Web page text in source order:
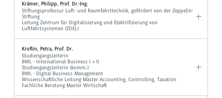
Krämer, Philipp, Prof. Dr.-Ing.
Stiftungsprofessur Luft- und Raumfahrttechnik, gefördert von der Zeppelin-
Stiftung
Leitung Zentrum für Digitalisierung und Elektrifizierung von
Luftfahrtsystemen (ZDEL)
Kroflin, Petra, Prof. Dr.
Studiengangsleiterin
BWL - International Business I + II
Studiengangsleiterin (komm.)
BWL - Digital Business Management
Wissenschaftliche Leitung Master Accounting, Controlling, Taxation
Fachliche Beratung Master Wirtschaft